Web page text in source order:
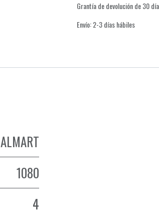
Grantía de devolución de 30
Envío: 2-3 días hábiles
ALMART
1080
4